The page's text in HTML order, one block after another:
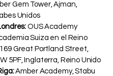
Gem Tower, Ajman,
Unidos
OUS Academy
Suiza en el Reino
Great Portland Street,
5PF, Inglaterra, Reino Unido
Amber Academy, Stabu